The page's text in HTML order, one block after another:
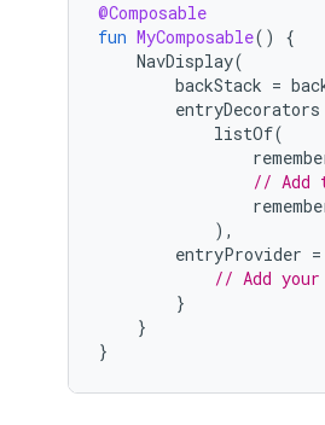
@Composable
fun MyComposable()
{
NavDisplay(
backStack =
entryDecorators
listOf(
// Add
),
entryProvider =
// Add
}
}
}